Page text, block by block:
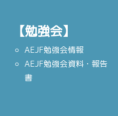
【勉強会】
AEJF勉強会情報
AEJF勉強会資料・報告
書